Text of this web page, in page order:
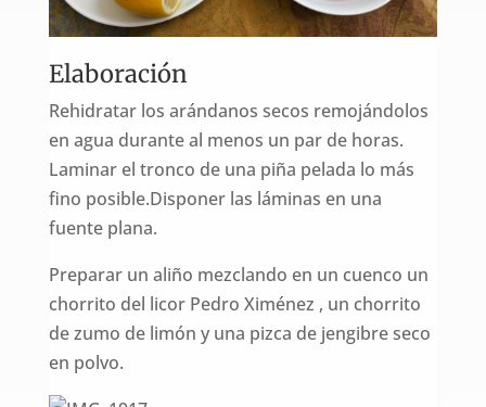
Elaboración
Rehidratar los arándanos secos remojándolos
en agua durante al menos un par de horas.
Laminar el tronco de una piña pelada lo más
fino posible.Disponer las láminas en una
fuente plana.
Preparar un aliño mezclando en un cuenco un
chorrito del licor Pedro Ximénez , un chorrito
de zumo de limón y una pizca de jengibre seco
en polvo.